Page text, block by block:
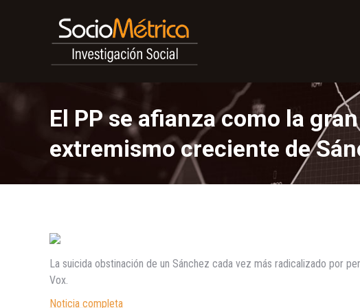
El PP se afianza como la
extremismo creciente de
La suicida obstinación de un Sánchez cada vez más radicalizado por
Vox.
Noticia completa